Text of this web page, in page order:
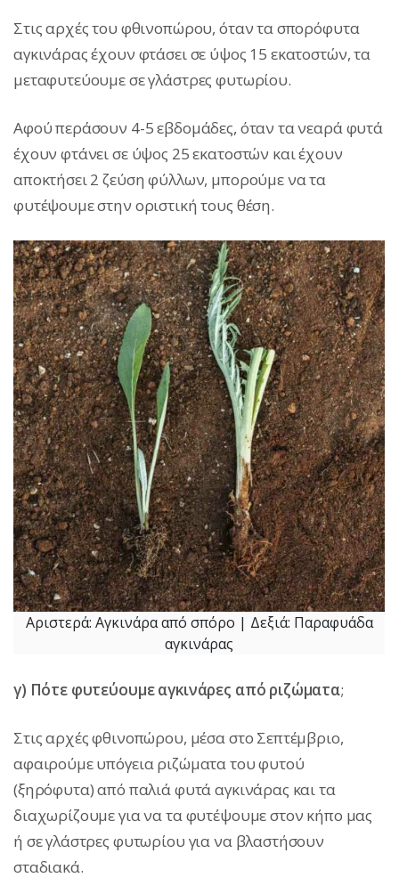
Στις αρχές του φθινοπώρου, όταν τα σπορόφυτα
αγκινάρας έχουν φτάσει σε ύψος 15 εκατοστών, τα
μεταφυτεύουμε σε γλάστρες φυτωρίου.
Αφού περάσουν 4-5 εβδομάδες, όταν τα νεαρά φυτά
έχουν φτάνει σε ύψος 25 εκατοστών και έχουν
αποκτήσει 2 ζεύση φύλλων, μπορούμε να τα
φυτέψουμε στην οριστική τους θέση.
Αριστερά: Αγκινάρα από σπόρο | Δεξιά: Παραφυάδα
αγκινάρας
γ) Πότε φυτεύουμε αγκινάρες από ριζώματα;
Στις αρχές φθινοπώρου, μέσα στο Σεπτέμβριο,
αφαιρούμε υπόγεια ριζώματα του φυτού
(ξηρόφυτα) από παλιά φυτά αγκινάρας και τα
διαχωρίζουμε για να τα φυτέψουμε στον κήπο μας
ή σε γλάστρες φυτωρίου για να βλαστήσουν
σταδιακά.